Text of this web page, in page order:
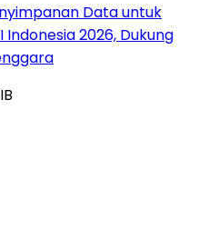
Data untuk
Indonesia 2026, Dukung